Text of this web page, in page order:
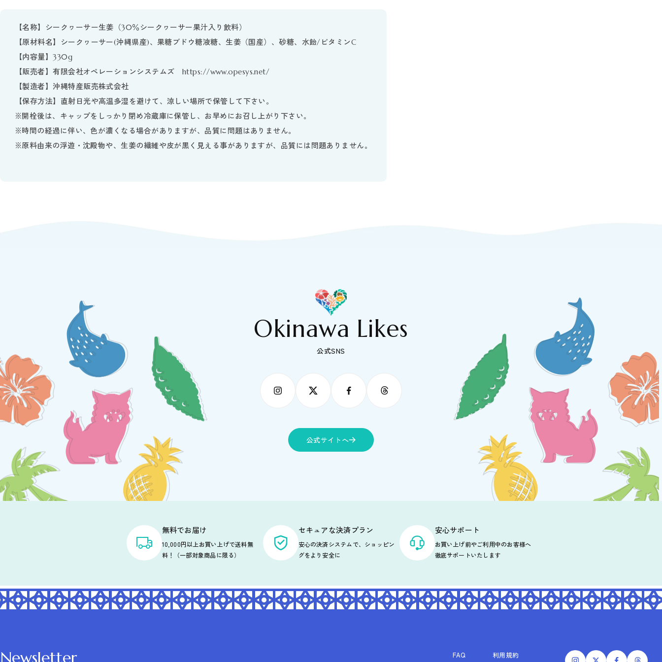
【名称】
シークヮーサー生姜（30％シークヮーサー果汁入り飲料）
【原材料名】
シークヮーサー(沖縄県産)、果糖ブドウ糖液糖、生姜（国産）、砂糖、水飴/ビタミンC
【内容量】330g
【販売者】有限会社オペレーションシステムズ https://www.opesys.net/
【製造者】 沖縄特産販売株式会社
【保存方法】 直射日光や高温多湿を避けて、涼しい場所で保管して下さい。
※開栓後は、キャップをしっかり閉め冷蔵庫に保管し、お早めにお召し上がり下さい。
※時間の経過に伴い、色が濃くなる場合がありますが、品質に問題はありません。
※原料由来の浮遊・沈殿物や、生姜の繊維や皮が黒く見える事がありますが、品質には問題ありません。
Okinawa Likes
公式SNS
公式サイトへ
無料でお届け
10,000円以上お買い上げで送料無
料！（一部対象商品に限る）
セキュアな決済プラン
安心の決済システムで、 ショッピン
グをより安全に
安心サポート
お買い上げ前やご利用中のお客様へ
徹底サポートいたします
Newsletter FAQ 利用規約